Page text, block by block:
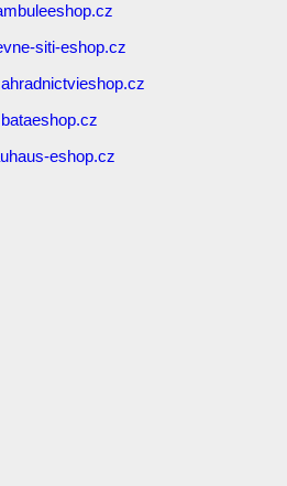
siti-eshop.cz
bataeshop.cz
eshop.cz